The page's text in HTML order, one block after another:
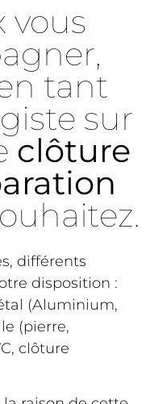
vous
tant
sur
clôture
différents
disposition :
(Aluminium,
(pierre,
clôture